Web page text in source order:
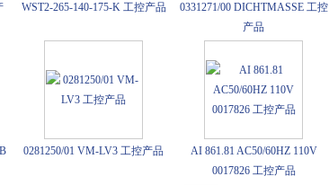
WST2-265-140-175-K 工控产品
0331271/00 DICHTMASSE 工控
产品
0281250/01 VM-LV3 工控产品
AI 861.81 AC50/60HZ 110V
0017826 工控产品